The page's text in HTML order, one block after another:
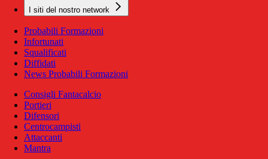
I siti del nostro network
Probabili Formazioni
Infortunati
Squalificati
Diffidati
News Probabili Formazioni
Consigli Fantacalcio
Portieri
Difensori
Centrocampisti
Attaccanti
Mantra